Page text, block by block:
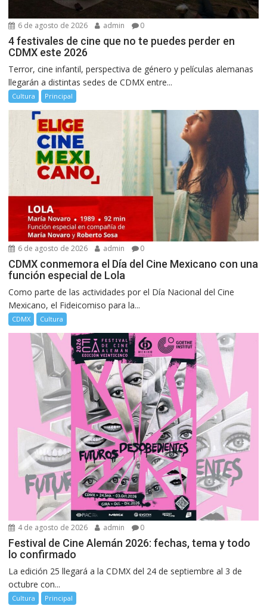
6 de agosto de 2026 admin 0
4 festivales de cine que no te puedes perder en
CDMX este 2026
Terror, cine infantil, perspectiva de género y películas alemanas
llegarán a distintas sedes de CDMX entre...
Cultura Principal
6 de agosto de 2026 admin 0
CDMX conmemora el Día del Cine Mexicano con una
función especial de Lola
Como parte de las actividades por el Día Nacional del Cine
Mexicano, el Fideicomiso para la...
CDMX Cultura
4 de agosto de 2026 admin 0
Festival de Cine Alemán 2026: fechas, tema y todo
lo confirmado
La edición 25 llegará a la CDMX del 24 de septiembre al 3 de
octubre con...
Cultura Principal